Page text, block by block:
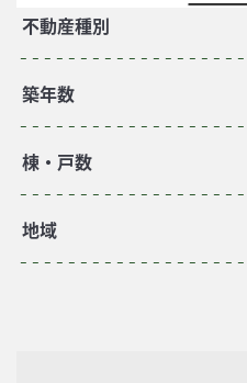
不動産種別
築年数
棟・戸数
地域